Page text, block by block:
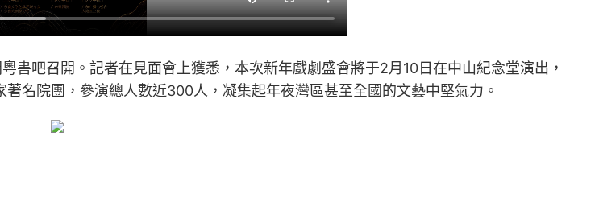
書吧召開。記者在見面會上獲悉，本次新年戲劇盛會將于2月10日在中山紀念堂演出，
名院團，參演總人數近300人，凝集起年夜灣區甚至全國的文藝中堅氣力。